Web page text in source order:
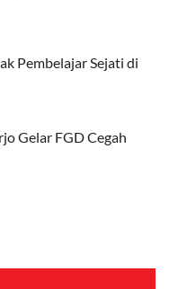
Pembelajar Sejati di
Gelar FGD Cegah